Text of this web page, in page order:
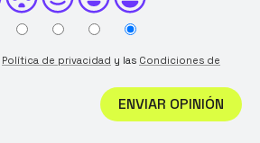
Política de privacidad y las Condiciones de
ENVIAR OPINIÓN